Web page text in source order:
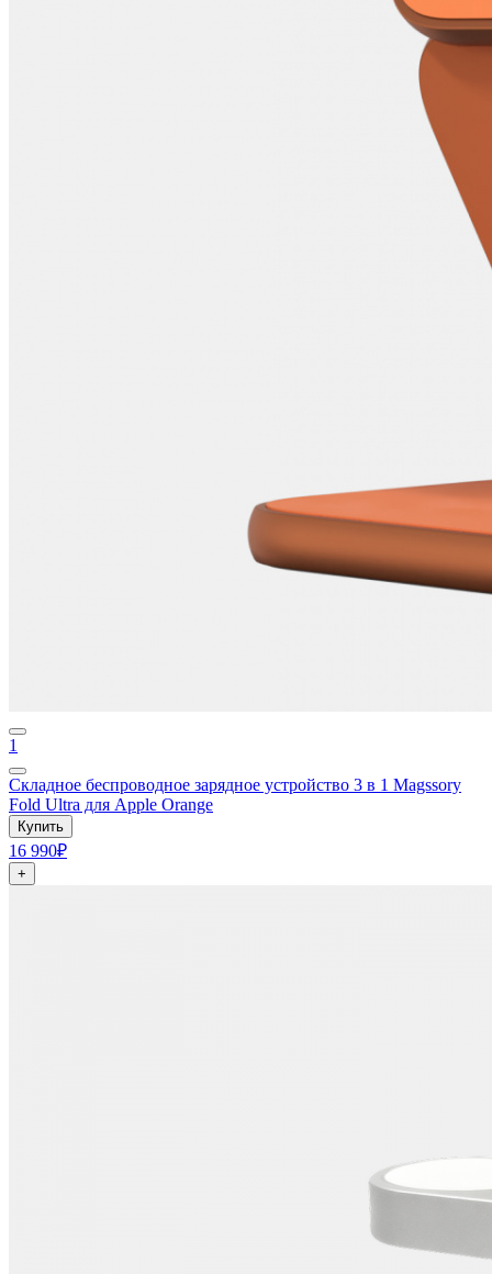
1
Складное беспроводное зарядное устройство 3 в 1 Magssory
Fold Ultra для Apple Orange
Купить
16 990₽
+